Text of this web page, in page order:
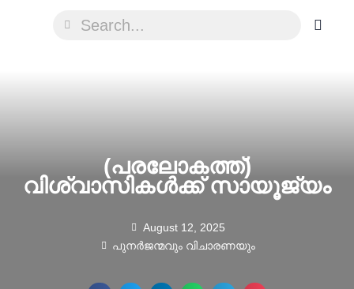
(പരലോകത്ത്)
വിശ്വാസികൾക്ക് സായൂജ്യം
August 12, 2025
പുനർജന്മവും വിചാരണയും